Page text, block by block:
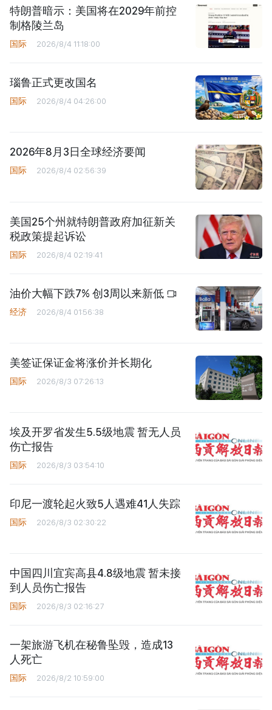
特朗普暗示：美国将在2029年前控
制格陵兰岛
国际 2026/8/4 11:18:00
瑙鲁正式更改国名
国际 2026/8/4 04:26:00
2026年8月3日全球经济要闻
国际 2026/8/4 02:56:39
美国25个州就特朗普政府加征新关
税政策提起诉讼
国际 2026/8/4 02:19:41
油价大幅下跌7% 创3周以来新低
经济 2026/8/4 01:56:38
美签证保证金将涨价并长期化
国际 2026/8/3 07:26:13
埃及开罗省发生5.5级地震 暂无人员
伤亡报告
国际 2026/8/3 03:54:10
印尼一渡轮起火致5人遇难41人失踪
国际 2026/8/3 02:30:22
中国四川宜宾高县4.8级地震 暂未接
到人员伤亡报告
国际 2026/8/3 02:16:27
一架旅游飞机在秘鲁坠毁，造成13
人死亡
国际 2026/8/2 10:59:00